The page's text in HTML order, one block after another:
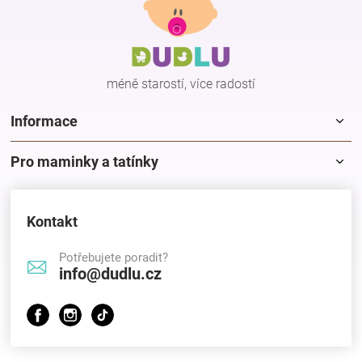
d
a
c
í
p
r
méně starostí, více radostí
Informace
Pro maminky a tatínky
Kontakt
Potřebujete poradit?
info@dudlu.cz